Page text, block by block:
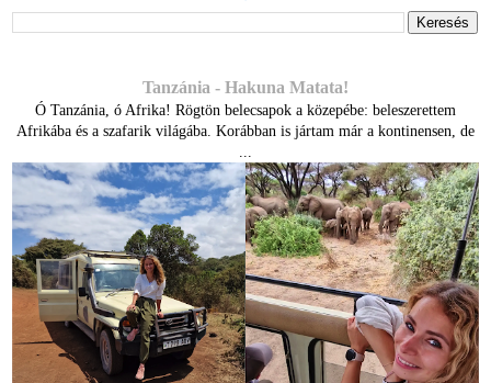
Tanzánia - Hakuna Matata!
Ó Tanzánia, ó Afrika! Rögtön belecsapok a közepébe: beleszerettem
Afrikába és a szafarik világába. Korábban is jártam már a kontinensen, de